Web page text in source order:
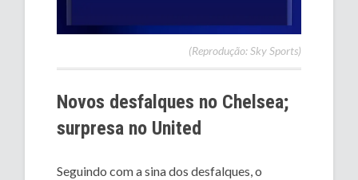
(Reprodução: Sky Sports)
Novos desfalques no Chelsea;
surpresa no United
Seguindo com a sina dos desfalques, o